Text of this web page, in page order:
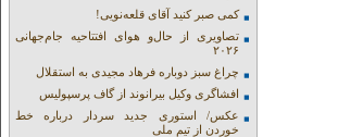
کمی صبر کنید آقای قلعه‌نویی!
تصاویری از حال‌و هوای افتتاحیه جام‌جهانی
۲۰۲۶
چراغ سبز دوباره فرهاد مجیدی به استقلال
افشاگری وکیل بیرانوند از گاف‌ پرسپولیس
عکس/ استوری جدید سردار درباره خط
خوردن از تیم ملی